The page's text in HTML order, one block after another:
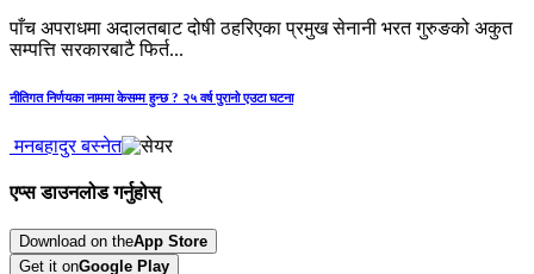
पाँच अपराधमा अदालतबाट दोषी ठहरिएका प्रमुख सेनानी भरत गुरुङको अकुत
सम्पत्ति सरकारबाटै फिर्त...
नीतिगत निर्णयका नाममा केसम्म हुन्छ ? २५ वर्ष पुरानो एउटा घटना
मनबहादुर बस्नेत
एप्स डाउनलोड गर्नुहोस्
Download on theApp Store
Get it onGoogle Play